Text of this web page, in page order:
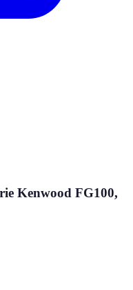
Kenwood FG100,